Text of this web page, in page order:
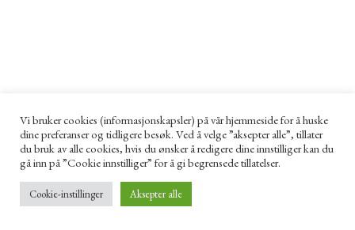
Vi bruker cookies (informasjonskapsler) på vår hjemmeside for å huske
dine preferanser og tidligere besøk. Ved å velge ”aksepter alle”, tillater
du bruk av alle cookies, hvis du ønsker å redigere dine innstilliger kan du
gå inn på ”Cookie innstilliger” for å gi begrensede tillatelser.
Cookie-instillinger Aksepter alle